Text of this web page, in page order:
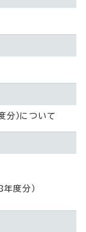
分）について
度分）